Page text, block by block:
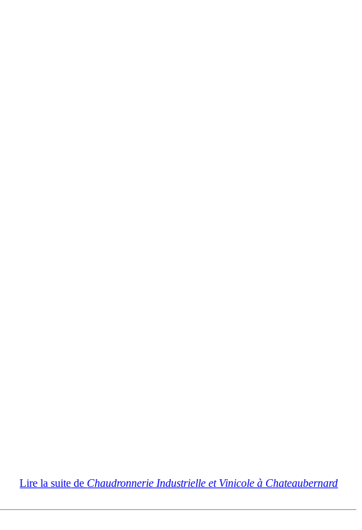
Lire la suite de Chaudronnerie Industrielle et Vinicole à Chateaubernard